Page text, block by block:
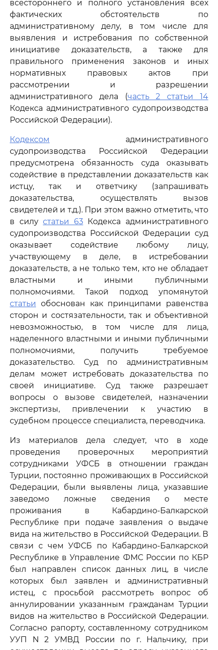
всестороннего и полного установления всех
фактических обстоятельств по
административному делу, в том числе для
выявления и истребования по собственной
инициативе доказательств, а также для
правильного применения законов и иных
нормативных правовых актов при
рассмотрении и разрешении
административного дела (часть 2 статьи 14
Кодекса административного судопроизводства
Российской Федерации).
Кодексом
административного
судопроизводства Российской Федерации
предусмотрена обязанность суда оказывать
содействие в представлении доказательств как
истцу, так и ответчику (запрашивать
доказательства, осуществлять вызов
свидетелей и т.д.). При этом важно отметить, что
в силустатьи 63Кодекса административного
судопроизводства Российской Федерации суд
оказывает содействие любому лицу,
участвующему в деле, в истребовании
доказательств, а не только тем, кто не обладает
властными и иными публичными
полномочиями. Такой подход упомянутой
статьи обоснован как принципами равенства
сторон и состязательности, так и объективной
невозможностью, в том числе для лица,
наделенного властными и иными публичными
полномочиями, получить требуемое
доказательство. Суд по административным
делам может истребовать доказательства по
своей инициативе. Суд также разрешает
вопросы о вызове свидетелей, назначении
экспертизы, привлечении к участию в
судебном процессе специалиста, переводчика.
Из материалов дела следует, что в ходе
проведения проверочных мероприятий
сотрудниками УФСБ в отношении граждан
Турции, постоянно проживающих в Российской
Федерации, были выявлены лица, указавшие
заведомо ложные сведения о месте
проживания в Кабардино-Балкарской
Республике при подаче заявления о выдаче
вида на жительство в Российской Федерации. В
связи с чем УФСБ по Кабардино-Балкарской
Республике в Управление ФМС России по КБР
был направлен список данных лиц, в числе
которых был заявлен и административный
истец, с просьбой рассмотреть вопрос об
аннулировании указанным гражданам Турции
видов на жительство в Российской Федерации.
Согласно рапорту, составленному сотрудником
УУП N 2 УМВД России по г. Нальчику, при